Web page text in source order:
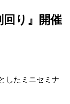
回り』開催
したミニセミナ